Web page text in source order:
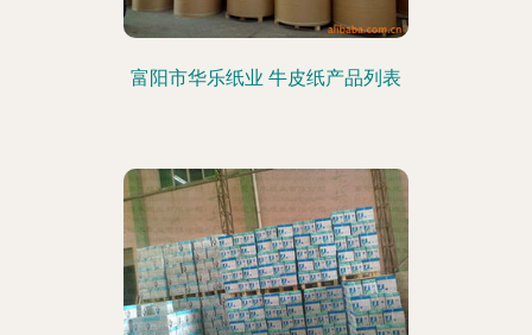
富阳市华乐纸业 牛皮纸产品列表